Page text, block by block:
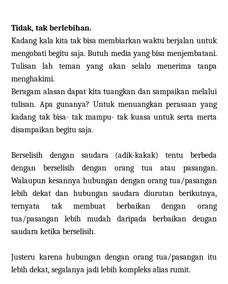
Tidak, tak berlebihan.
Kadang kala kita tak bisa membiarkan waktu berjalan untuk
mengobati begitu saja. Butuh media yang bisa menjembatani.
Tulisan lah teman yang akan selalu menerima tanpa
menghakimi.
Beragam alasan dapat kita tuangkan dan sampaikan melalui
tulisan. Apa gunanya? Untuk menuangkan perasaan yang
kadang tak bisa- tak mampu- tak kuasa untuk serta merta
disampaikan begitu saja.
Berselisih dengan saudara (adik-kakak) tentu berbeda
dengan berselisih dengan orang tua atau pasangan.
Walaupun kesannya hubungan dengan orang tua/pasangan
lebih dekat dan hubungan saudara diurutan berikutnya,
ternyata tak membuat berbaikan dengan orang
tua/pasangan lebih mudah daripada berbaikan dengan
saudara ketika berselisih.
Justeru karena hubungan dengan orang tua/pasangan itu
lebih dekat, segalanya jadi lebih kompleks alias rumit.